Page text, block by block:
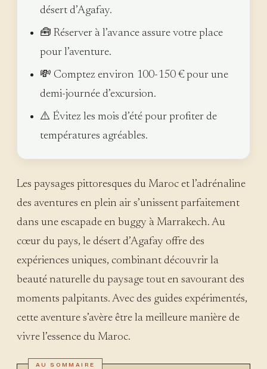
désert d’Agafay.
🧰 Réserver à l’avance assure votre place
pour l’aventure.
💸 Comptez environ 100-150 € pour une
demi-journée d’excursion.
⚠️ Évitez les mois d’été pour profiter de
températures agréables.
Les paysages pittoresques du Maroc et l’adrénaline
des aventures en plein air s’unissent parfaitement
dans une escapade en buggy à Marrakech. Au
cœur du pays, le désert d’Agafay offre des
expériences uniques, combinant découvrir la
beauté naturelle du paysage tout en savourant des
moments palpitants. Avec des guides expérimentés,
cette aventure s’avère être la meilleure manière de
vivre l’essence du Maroc.